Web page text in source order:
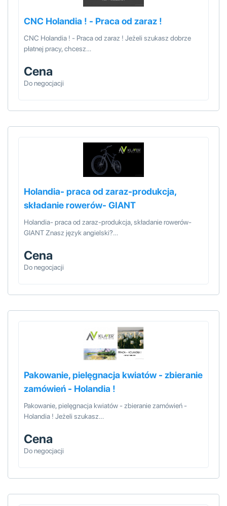
CNC Holandia ! - Praca od zaraz !
CNC Holandia ! - Praca od zaraz ! Jeżeli szukasz dobrze
płatnej pracy, chcesz…
Cena
Do negocjacji
Holandia- praca od zaraz-produkcja,
składanie rowerów- GIANT
Holandia- praca od zaraz-produkcja, składanie rowerów-
GIANT Znasz język angielski?…
Cena
Do negocjacji
Pakowanie, pielęgnacja kwiatów - zbieranie
zamówień - Holandia !
Pakowanie, pielęgnacja kwiatów - zbieranie zamówień -
Holandia ! Jeżeli szukasz…
Cena
Do negocjacji